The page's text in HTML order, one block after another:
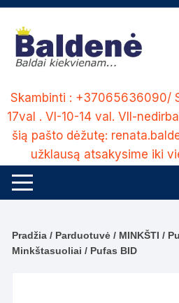
Skip
content
Skambinti : +37065636090/
17val . VI-10-14 val. VII-
šią pašto dėžutę:
užklausą atsakysime iki
Pradžia / Parduotuvė / MINKŠTI /
Minkštasuoliai / Pufas BID